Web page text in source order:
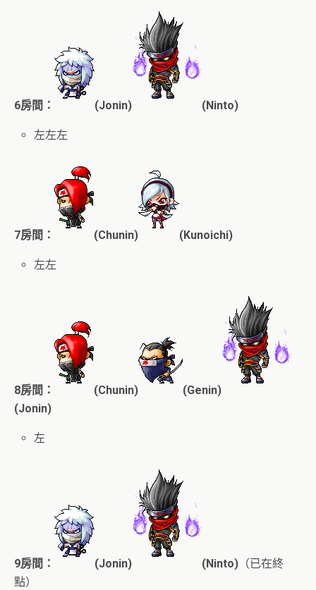
6房間： (Jonin) (Ninto)
左左左
7房間： (Chunin) (Kunoichi)
左左
8房間： (Chunin)
(Genin)
(Jonin)
左
9房間： (Jonin) (Ninto) （已在終
點）